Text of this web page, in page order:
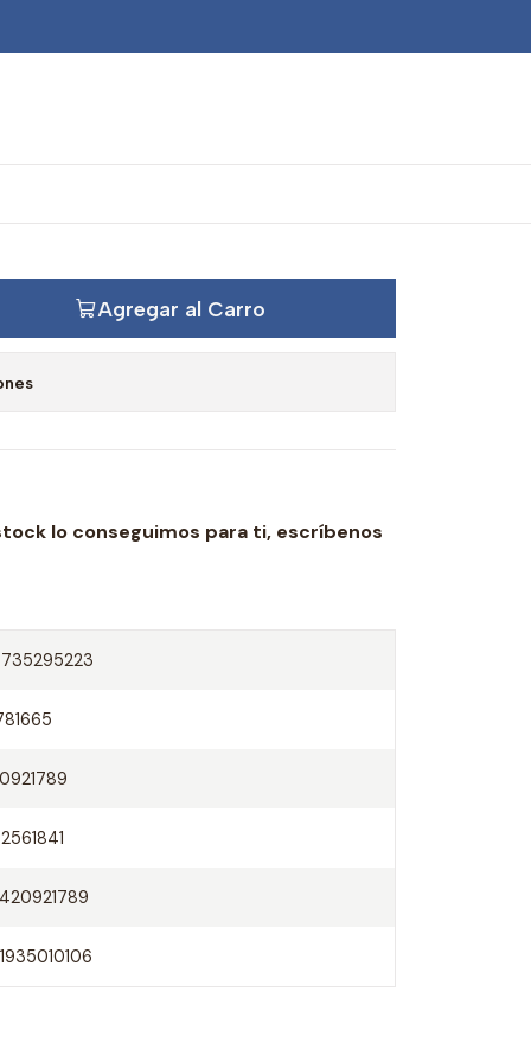
piloto
Agregar al Carro
lo conseguimos para ti, escríbenos